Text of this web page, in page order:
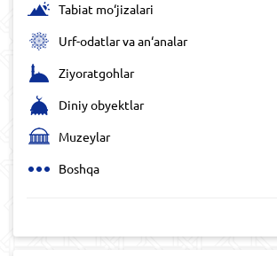
Tabiat mo‘jizalari
Urf-odatlar va an‘analar
Ziyoratgohlar
Diniy obyektlar
Muzeylar
Boshqa